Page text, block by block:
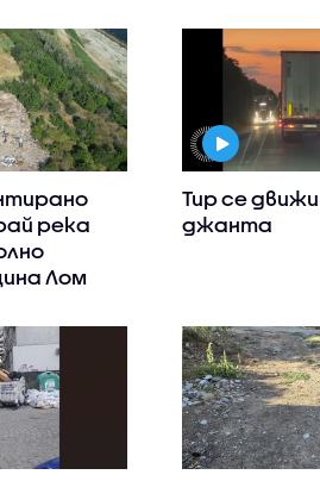
река
Лом
Тир се
джанта